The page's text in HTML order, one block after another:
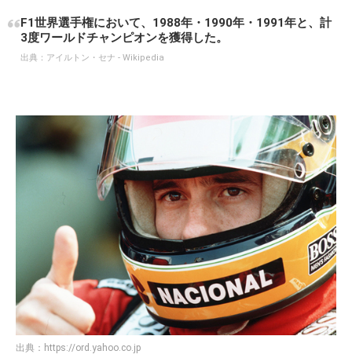
F1世界選手権において、1988年・1990年・1991年と、計
3度ワールドチャンピオンを獲得した。
出典： アイルトン・セナ - Wikipedia
出典： https://ord.yahoo.co.jp